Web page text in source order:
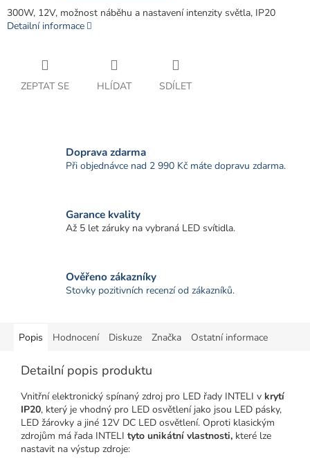
300W, 12V, možnost náběhu a nastavení intenzity světla, IP20
Detailní informace
ZEPTAT SE HLÍDAT SDÍLET
Doprava zdarma
Při objednávce nad 2 990 Kč máte dopravu zdarma.
Garance kvality
Až 5 let záruky na vybraná LED svítidla.
Ověřeno zákazníky
Stovky pozitivních recenzí od zákazníků.
Popis Hodnocení Diskuze Značka Ostatní informace
Detailní popis produktu
Vnitřní elektronický spínaný zdroj pro LED řady INTELI v krytí
IP20, který je vhodný pro LED osvětlení jako jsou LED pásky,
LED žárovky a jiné 12V DC LED osvětlení. Oproti klasickým
zdrojům má řada INTELI tyto unikátní vlastnosti, které lze
nastavit na výstup zdroje: